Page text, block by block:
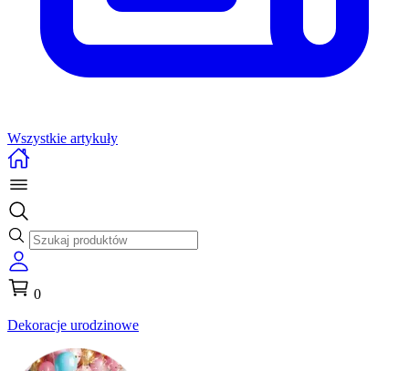
Wszystkie artykuły
0
Dekoracje urodzinowe